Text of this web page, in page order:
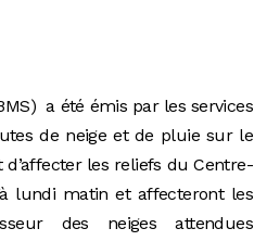
a été émis par les services
de neige et de pluie sur le
les reliefs du Centre-
lundi matin et affecteront les
des neiges attendues